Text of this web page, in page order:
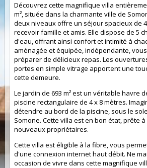
Découvrez cette magnifique villa
m², située dans la charmante ville de
deux niveaux offre un séjour spacieux de
recevoir famille et amis. Elle dispose de 5
d'eau, offrant ainsi confort et intimité à
aménagée et équipée, indépendante,
préparer de délicieux repas. Les
portes en simple vitrage apportent une
cette demeure.
Le jardin de 693 m² est un véritable havre
piscine rectangulaire de 4 x 8 mètres.
détendre au bord de la piscine, sous le
Somone. Cette villa est en bon état, prête
nouveaux propriétaires.
Cette villa est éligible à la fibre, vous
d'une connexion internet haut débit. Ne
occasion de vivre dans cette magnifique